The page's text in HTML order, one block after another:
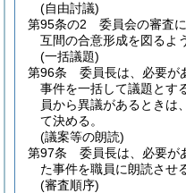
(自由討議)
第95条の2
委員会の審査
互間の合意形成を図るよ
(一括議題)
第96条
委員長は、必要が
事件を一括して議題とす
員から異議があるときは
て決める。
(議案等の朗読)
第97条
委員長は、必要が
た事件を職員に朗読させ
(審査順序)